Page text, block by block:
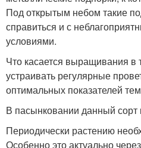
Под открытым небом такие
справиться и с
условиями.
Что касается выращивания
устраивать регулярные
оптимальных показателей
В пасынковании данный сорт
Периодически растению
Особенно это актуально